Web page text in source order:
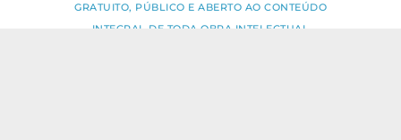
GRATUITO, PÚBLICO E ABERTO AO CONTEÚDO
INTEGRAL DE TODA OBRA INTELECTUAL